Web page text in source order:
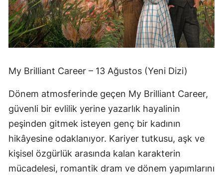
My Brilliant Career – 13 Ağustos (Yeni Dizi)
Dönem atmosferinde geçen My Brilliant Career,
güvenli bir evlilik yerine yazarlık hayalinin
peşinden gitmek isteyen genç bir kadının
hikâyesine odaklanıyor. Kariyer tutkusu, aşk ve
kişisel özgürlük arasında kalan karakterin
mücadelesi, romantik dram ve dönem yapımlarını